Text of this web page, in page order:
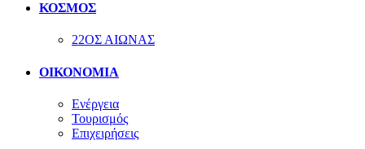
ΚΟΣΜΟΣ
22ΟΣ ΑΙΩΝΑΣ
ΟΙΚΟΝΟΜΙΑ
Ενέργεια
Τουρισμός
Επιχειρήσεις